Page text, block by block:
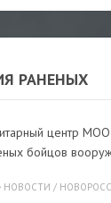
РАНЕНЫХ
центр
бойцов
НОВОСТИ /